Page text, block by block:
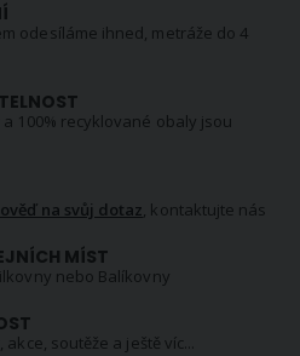
odesíláme ihned, metráže do 4
100% recyklované obaly jsou
na svůj dotaz, kontaktujte nás
MÍST
nebo Balíkovny
soutěže a ještě víc...